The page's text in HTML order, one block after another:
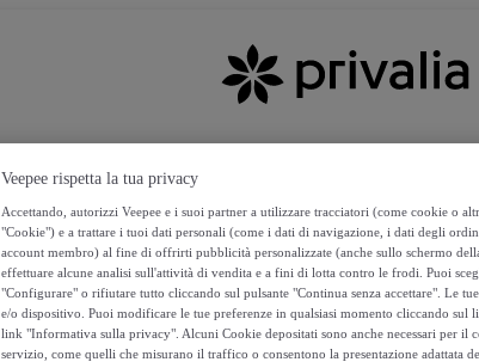
Veepee rispetta la tua privacy
Accettando, autorizzi Veepee e i suoi partner a utilizzare tracciatori (come cookie o
"Cookie") e a trattare i tuoi dati personali (come i dati di navigazione, i dati degli
account membro) al fine di offrirti pubblicità personalizzate (anche sullo schermo
effettuare alcune analisi sull'attività di vendita e a fini di lotta contro le frodi. Puoi
"Configurare" o rifiutare tutto cliccando sul pulsante "Continua senza accettare". Le
e/o dispositivo. Puoi modificare le tue preferenze in qualsiasi momento cliccando sul
link "Informativa sulla privacy". Alcuni Cookie depositati sono anche necessari per il
servizio, come quelli che misurano il traffico o consentono la presentazione adattata